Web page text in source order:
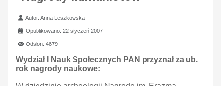
Szczegóły
Autor:Anna Leszkowska
Opublikowano: 22 styczeń 2007
Odsłon: 4879
Wydział I Nauk Społecznych PAN przyznał za ub.
rok nagrody naukowe: